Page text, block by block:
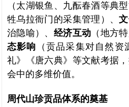
（太湖银鱼、九酝春酒等典
牲乌拉衙门的采集管理）、
治隐喻）、 经济互动 （地方
态影响 （贡品采集对自然
礼》《唐六典》等文献考据
会中的多维价值。
周代山珍贡品体系的奠基